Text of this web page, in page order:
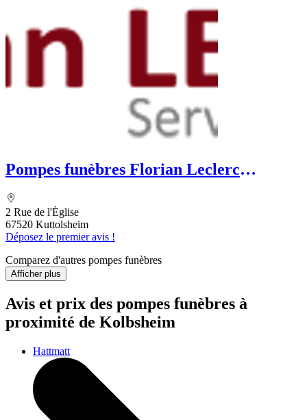
Pompes funèbres Florian Leclerc
2 Rue de l'Église
67520 Kuttolsheim
Déposez le premier avis !
Comparez d'autres pompes funèbres
Afficher plus
Avis et prix des pompes funèbres à
proximité de Kolbsheim
Hattmatt